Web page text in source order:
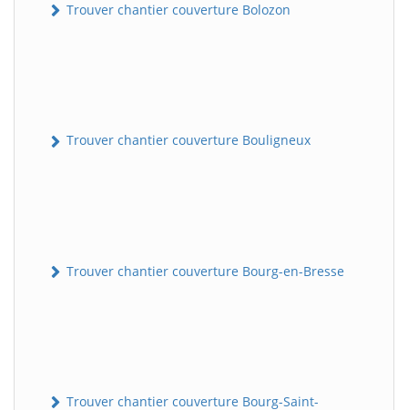
Trouver chantier couverture Bolozon
Trouver chantier couverture Bouligneux
Trouver chantier couverture Bourg-en-Bresse
Trouver chantier couverture Bourg-Saint-